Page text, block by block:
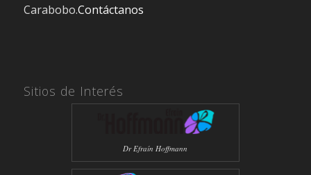
Carabobo.Contáctanos
Sitios de Interés
Dr Efraín Hoffmann